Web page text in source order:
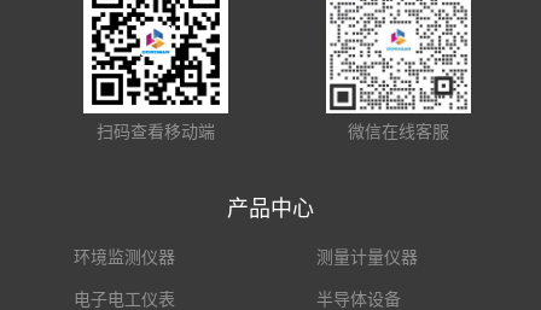
扫码查看移动端 微信在线客服
产品中心
环境监测仪器 测量计量仪器
电子电工仪表 半导体设备